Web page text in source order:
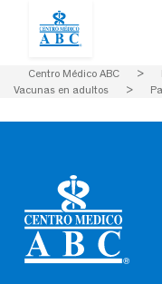
Centro Médico ABC >
Vacunas en adultos
>